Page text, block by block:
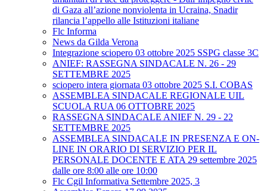
di Gaza all’azione nonviolenta in Ucraina, Snadir
rilancia l’appello alle Istituzioni italiane
Flc Informa
News da Gilda Verona
Integrazione sciopero 03 ottobre 2025 SSPG classe 3C
ANIEF: RASSEGNA SINDACALE N. 26 - 29
SETTEMBRE 2025
sciopero intera giornata 03 ottobre 2025 S.I. COBAS
ASSEMBLEA SINDACALE REGIONALE UIL
SCUOLA RUA 06 OTTOBRE 2025
RASSEGNA SINDACALE ANIEF N. 29 - 22
SETTEMBRE 2025
ASSEMBLEA SINDACALE IN PRESENZA E ON-
LINE IN ORARIO DI SERVIZIO PER IL
PERSONALE DOCENTE E ATA 29 settembre 2025
dalle ore 8:00 alle ore 10:00
Flc Cgil Informativa Settembre 2025, 3